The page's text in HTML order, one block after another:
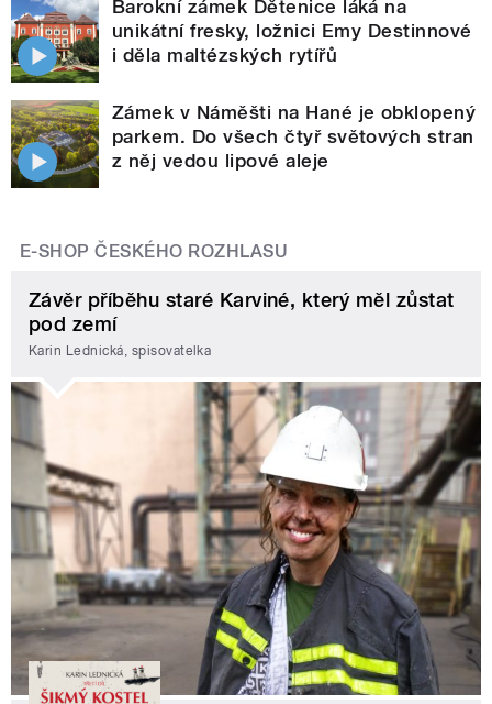
Barokní zámek Dětenice láká na
unikátní fresky, ložnici Emy Destinnové
i děla maltézských rytířů
Zámek v Náměšti na Hané je obklopený
parkem. Do všech čtyř světových stran
z něj vedou lipové aleje
E-SHOP ČESKÉHO ROZHLASU
Závěr příběhu staré Karviné, který měl zůstat
pod zemí
Karin Lednická, spisovatelka